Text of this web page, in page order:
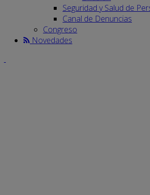
Seguridad y Salud de
Canal de Denuncias
Congreso
Novedades